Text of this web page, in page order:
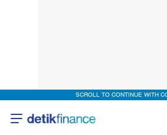
SCROLL TO CONTINUE WITH